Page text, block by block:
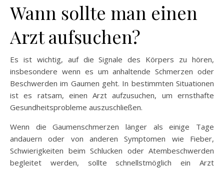
Wann sollte man einen
Arzt aufsuchen?
Es ist wichtig, auf die Signale des Körpers zu hören,
insbesondere wenn es um anhaltende Schmerzen oder
Beschwerden im Gaumen geht. In bestimmten Situationen
ist es ratsam, einen Arzt aufzusuchen, um ernsthafte
Gesundheitsprobleme auszuschließen.
Wenn die Gaumenschmerzen länger als einige Tage
andauern oder von anderen Symptomen wie Fieber,
Schwierigkeiten beim Schlucken oder Atembeschwerden
begleitet werden, sollte schnellstmöglich ein Arzt